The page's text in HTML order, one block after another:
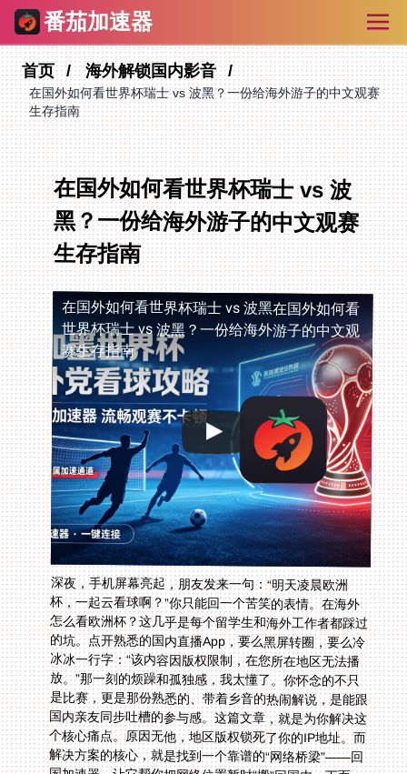
番茄加速器
首页 海外解锁国内影音
在国外如何看世界杯瑞士 vs 波黑？一份给海外游子的中文观赛
生存指南
在国外如何看世界杯瑞士 vs 波
黑？一份给海外游子的中文观赛
生存指南
在国外如何看世界杯瑞士 vs 波黑在国外如何看
世界杯瑞士 vs 波黑？一份给海外游子的中文观
赛生存指南
深夜，手机屏幕亮起，朋友发来一句：“明天凌晨欧洲
杯，一起云看球啊？”你只能回一个苦笑的表情。在海外
怎么看欧洲杯？这几乎是每个留学生和海外工作者都踩过
的坑。点开熟悉的国内直播App，要么黑屏转圈，要么冷
冰冰一行字：“该内容因版权限制，在您所在地区无法播
放。”那一刻的烦躁和孤独感，我太懂了。你怀念的不只
是比赛，更是那份熟悉的、带着乡音的热闹解说，是能跟
国内亲友同步吐槽的参与感。这篇文章，就是为你解决这
个核心痛点。原因无他，地区版权锁死了你的IP地址。而
解决方案的核心，就是找到一个靠谱的“网络桥梁”——回
国加速器，让它帮你把网络位置暂时“搬”回国内。下面，